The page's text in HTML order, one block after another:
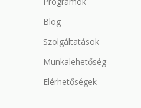
Blog
Szolgáltatások
Munkalehetőség
Elérhetőségek